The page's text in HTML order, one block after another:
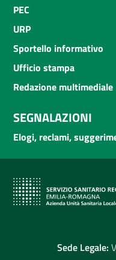
PEC
URP
Sportello informativo
Ufficio stampa
Redazione multimediale
SEGNALAZIONI
Elogi, reclami,
Sede Legale: